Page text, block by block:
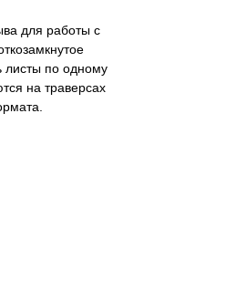
для работы с
листы по одному
на траверсах